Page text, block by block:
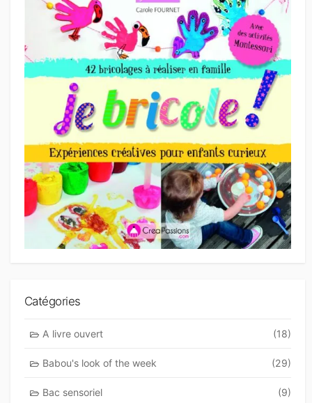
Catégories
A livre ouvert (18)
Babou's look of the week (29)
Bac sensoriel (9)